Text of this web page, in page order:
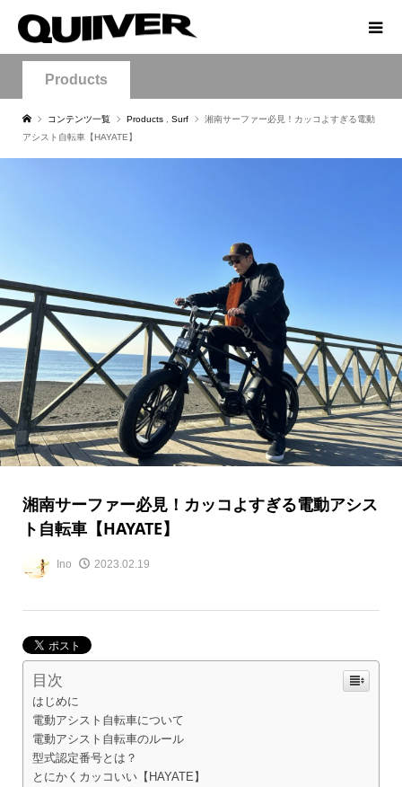
Products
コンテンツ一覧 Products Surf
湘南サーファー必見！カッコよすぎる電動
アシスト自転車【HAYATE】
湘南サーファー必見！カッコよすぎる電動アシス
ト自転車【HAYATE】
Ino 2023.02.19
目次
はじめに
電動アシスト自転車について
電動アシスト自転車のルール
型式認定番号とは？
とにかくカッコいい【HAYATE】